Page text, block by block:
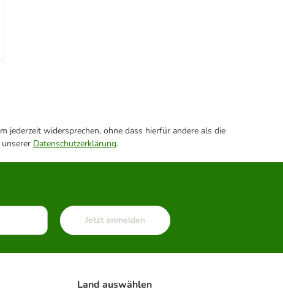
widersprechen, ohne dass hierfür andere als die
Datenschutzerklärung.
Jetzt anmelden
Land auswählen